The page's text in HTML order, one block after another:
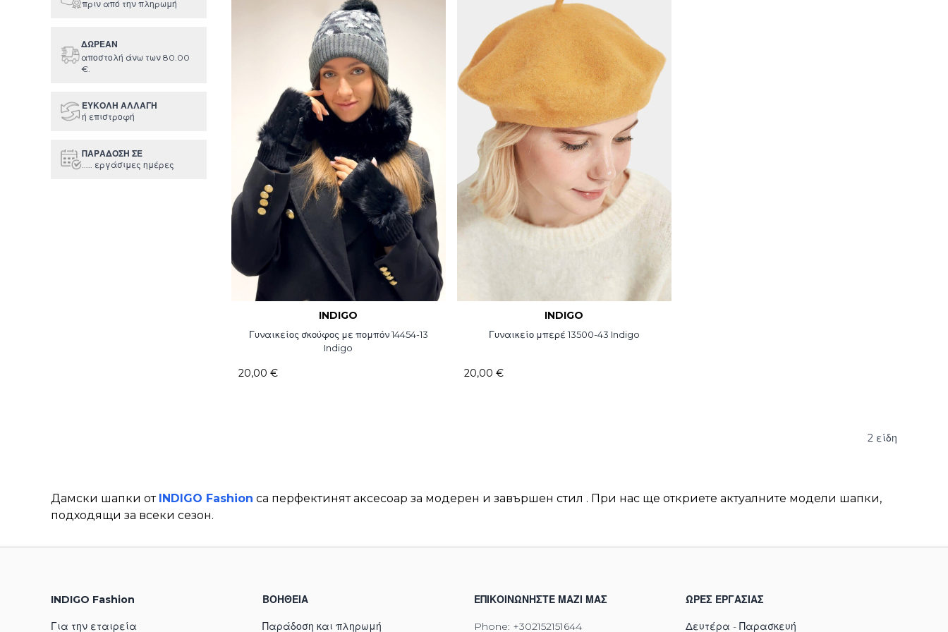
πριν από την πληρωμή
ΔΩΡΕΑΝ
αποστολή άνω των 80.00
€.
ΕΥΚΟΛΗ ΑΛΛΑΓΗ
ή επιστροφή
ΠΑΡΑΔΟΣΗ ΣΕ
..... εργάσιμες ημέρες
INDIGO
Γυναικείος σκούφος με πομπόν 14454-13
Indigo
20,00 €
INDIGO
Γυναικείο μπερέ 13500-43 Indigo
20,00 €
2είδη
Дамски шапки от INDIGO Fashion са перфектинят аксесоар за модерен и завършен стил . При нас ще откриете актуалните модели шапки,
подходящи за всеки сезон.
INDIGO Fashion
Για την εταιρεία
ΒΟΗΘΕΙΑ
Παράδοση και πληρωμή
ΕΠΙΚΟΙΝΩΝΉΣΤΕ ΜΑΖΊ ΜΑΣ
Phone: +302152151644
ΩΡΕΣ ΕΡΓΑΣΊΑΣ
Δευτέρα - Παρασκευή